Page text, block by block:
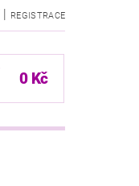
| REGISTRACE
0 Kč